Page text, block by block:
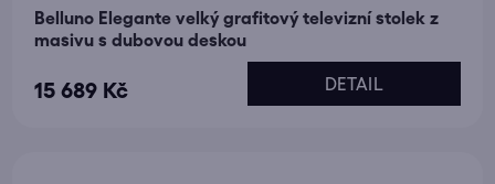
Belluno Elegante velký grafitový televizní stolek z
masivu s dubovou deskou
15 689 Kč DETAIL